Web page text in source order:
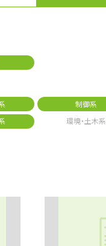
制御系
環境・土木系